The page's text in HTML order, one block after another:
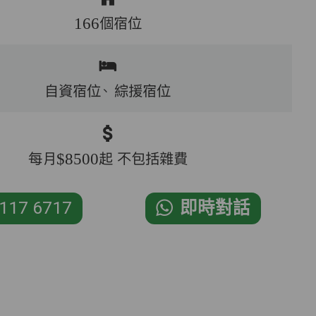
166個宿位
自資宿位、 綜援宿位
每月$8500起 不包括雜費
6717 即時對話